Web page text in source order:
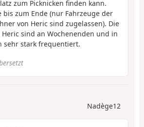
zum Picknicken finden kann.
bis zum Ende (nur Fahrzeuge der
von Heric sind zugelassen). Die
sind an Wochenenden und in
sehr stark frequentiert.
Nadège12